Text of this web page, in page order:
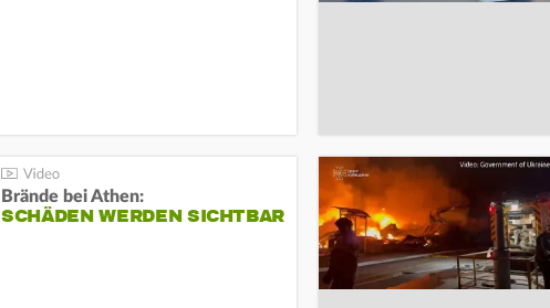
Brände bei Athen:
SCHÄDEN WERDEN SICHTBAR